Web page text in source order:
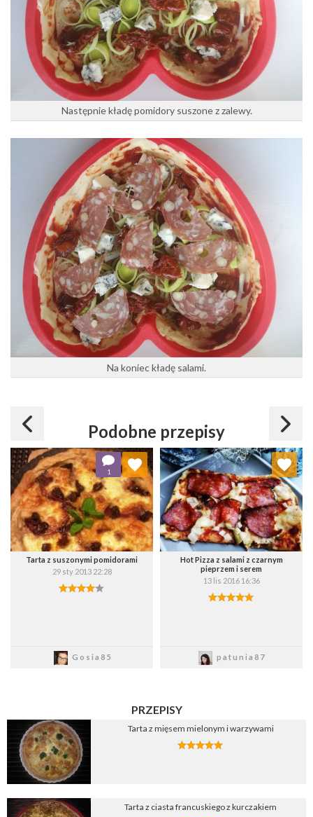
Następnie kładę pomidory suszone z zalewy.
Na koniec kładę salami.
Podobne przepisy
Tarta z suszonymi pomidorami
29 sty 2013 22:28
Gosia85
1
Dodaj do ulubionych
Wybierz listę:
Zapisz
Hot Pizza z salami z czarnym
pieprzem i serem
13 lis 2016 16:36
patunia87
Dodaj do ulubionych
Wybierz listę:
Zapisz
PRZEPISY
Tarta z mięsem mielonym i warzywami
Tarta z ciasta francuskiego z kurczakiem